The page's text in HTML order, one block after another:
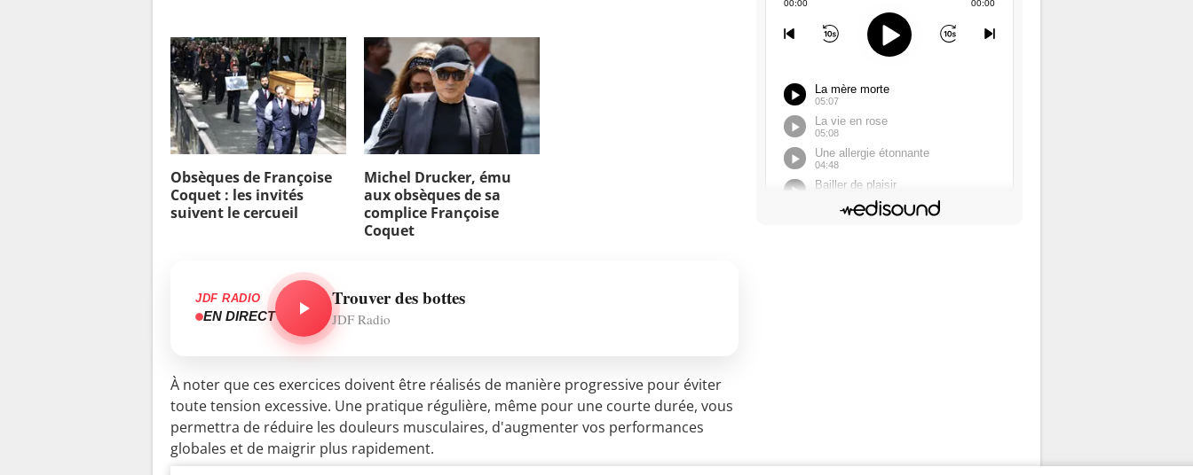
Obsèques de Françoise
Coquet : les invités
suivent le cercueil
Michel Drucker, ému
aux obsèques de sa
complice Françoise
Coquet
JDF RADIO
EN DIRECT
Trouver des bottes
JDF Radio
À noter que ces exercices doivent être réalisés de manière progressive pour éviter
toute tension excessive. Une pratique régulière, même pour une courte durée, vous
permettra de réduire les douleurs musculaires, d'augmenter vos performances
globales et de maigrir plus rapidement.